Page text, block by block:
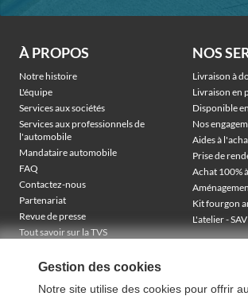
À PROPOS
Notre histoire
L'équipe
Services aux sociétés
Services aux professionnels de
l'automobile
Mandataire automobile
FAQ
Contactez-nous
Partenariat
Revue de presse
Tout savoir sur la TVS
TVA récupérable & financement
NOS
Livraison à
Livraison en
Disponible
Nos
Aides à
Prise de
Achat 100%
Kit fourgon
L'atelier - SAV
Gestion des cookies
Notre site utilise des cookies pour offrir